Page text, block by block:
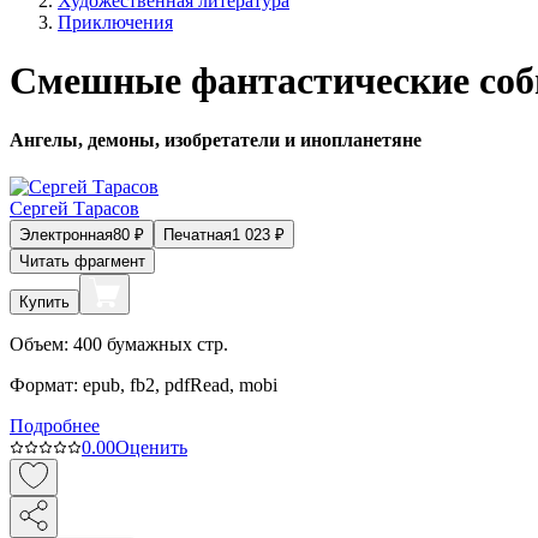
Приключения
Смешные фантастические
Ангелы, демоны, изобретатели и инопланетяне
Сергей Тарасов
Электронная80 ₽ Печатная1 023 ₽
Читать фрагмент
Купить
Объем: 400 бумажных стр.
Формат: epub, fb2, pdfRead, mobi
Подробнее
0.00Оценить